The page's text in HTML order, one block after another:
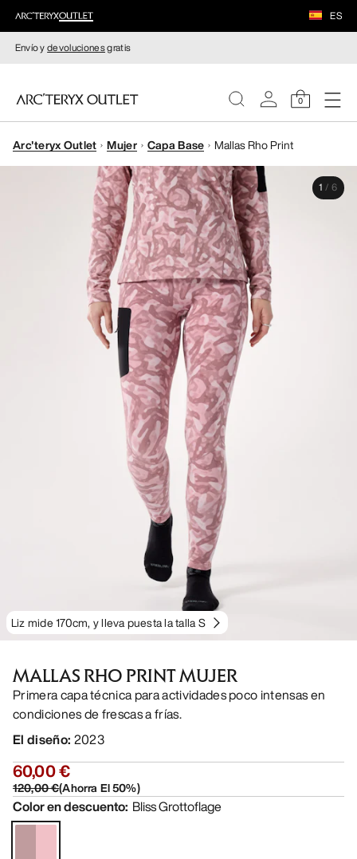
ES
Envío ydevolucionesgratis
0
MUJERE
HOMBRE
Arc'teryx Outlet Mujer Capa Base Mallas Rho Print
Liz mide 170cm, y lleva puesta la talla S
1 / 6
MALLAS RHO PRINT MUJER
Primera capa técnica para actividades poco intensas en
condiciones de frescas a frías.
El diseño: 2023
60,00 €
120,00 €(Ahorra El50%)
Color en descuento: Bliss Grottoflage